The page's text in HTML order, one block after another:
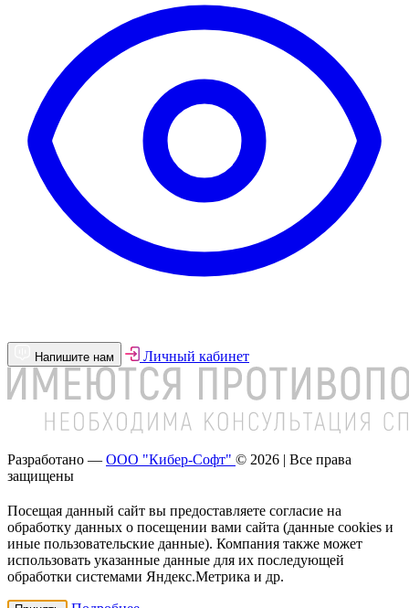
Напишите нам Личный кабинет
Разработано — ООО "Кибер-Софт" © 2026 | Все права
защищены
Посещая данный сайт вы предоставляете согласие на
обработку данных о посещении вами сайта (данные cookies и
иные пользовательские данные). Компания также может
использовать указанные данные для их последующей
обработки системами Яндекс.Метрика и др.